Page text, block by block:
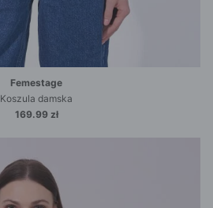
Femestage
Koszula damska
169.99 zł